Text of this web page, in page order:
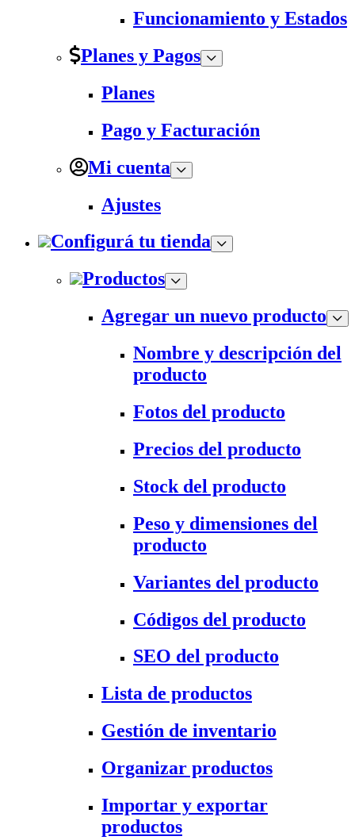
Funcionamiento y Estados
Planes y Pagos
Planes
Pago y Facturación
Mi cuenta
Ajustes
Configurá tu tienda
Productos
Agregar un nuevo producto
Nombre y descripción del
producto
Fotos del producto
Precios del producto
Stock del producto
Peso y dimensiones del
producto
Variantes del producto
Códigos del producto
SEO del producto
Lista de productos
Gestión de inventario
Organizar productos
Importar y exportar
productos